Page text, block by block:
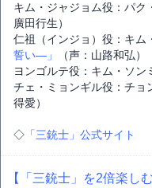
キム・ジャジョム役：パク
廣田行生）
仁祖（インジョ）役：キム
誓い―」
（声：山路和弘）
ヨンゴルテ役：キム・ソン
チェ・ミョンギル役：チョ
得愛）
◇ 「三銃士」公式サイト
【「三銃士」を2倍楽しむ